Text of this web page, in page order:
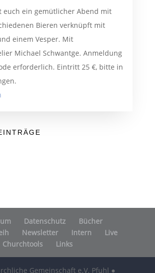
euch ein gemütlicher Abend mit
Bieren verknüpft mit
einem Vesper. Mit
Michael Schwantge. Anmeldung
erforderlich. Eintritt 25 €, bitte in
Datenschutz
Bücher
Newsletter Intern
Live
Churchtools
Links
Gemeinschaft e.V. Pfuhl ●